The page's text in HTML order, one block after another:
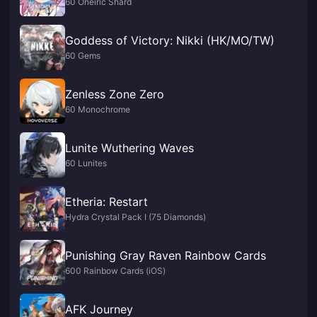
Goddess of Victory: Nikki (HK/MO/TW)
60 Gems
Zenless Zone Zero
60 Monochrome
Lunite Wuthering Waves
60 Lunites
Etheria: Restart
Hydra Crystal Pack I (75 Diamonds)
Punishing Gray Raven Rainbow Cards
600 Rainbow Cards (iOS)
AFK Journey